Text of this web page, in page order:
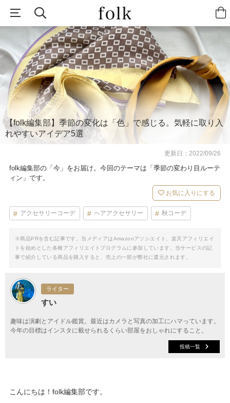
【folk編集部】季節の変化は「色」で感じる。気軽に取り入
れやすいアイデア5選
更新日：2022/09/26
folk編集部の「今」をお届け。今回のテーマは「季節の変わり目ルーテ
ィン」です。
お気に入りにする
アクセサリーコーデ ヘアアクセサリー 秋コーデ
※商品PRを含む記事です。当メディアはAmazonアソシエイト、楽天アフィリエイ
トを始めとした各種アフィリエイトプログラムに参加しています。当サービスの記
事で紹介している商品を購入すると、売上の一部が弊社に還元されます。
ライター
すい
趣味は演劇とアイドル鑑賞。最近はカメラと写真の加工にハマっています。
今年の目標はインスタに載せられるくらい部屋をおしゃれにすること。
投稿一覧
こんにちは！folk編集部です。